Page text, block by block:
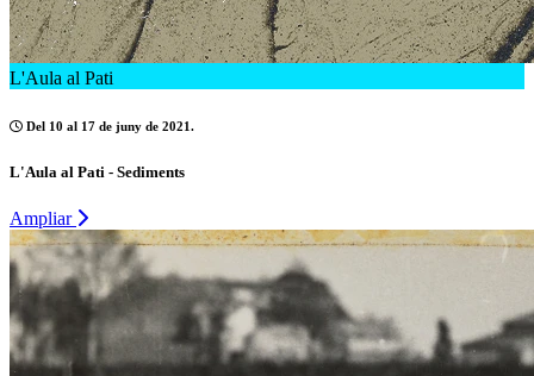
L'Aula al Pati
Del 10 al 17 de juny de 2021.
L'Aula al Pati - Sediments
Ampliar